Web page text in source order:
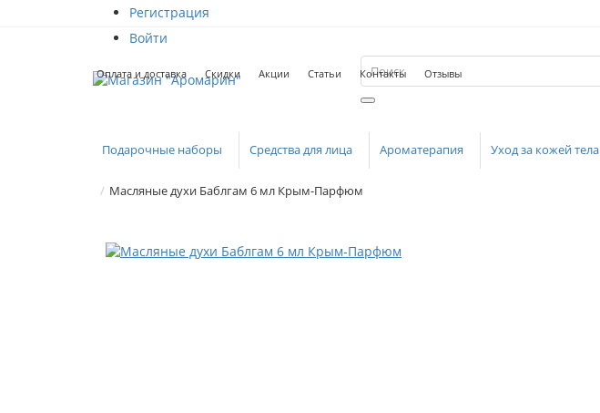
Регистрация
Войти
Оплата и доставка Скидки Акции Статьи Контакты Отзывы
Подарочные наборы Средства для лица Ароматерапия Уход за кожей тела
Масляные духи Баблгам 6 мл Крым-Парфюм